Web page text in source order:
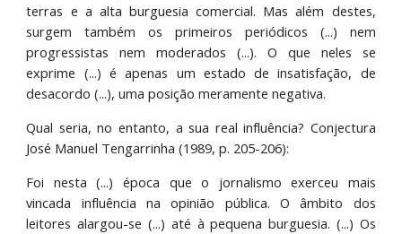
terras e a alta burguesia comercial. Mas além destes,
surgem também os primeiros periódicos (...) nem
progressistas nem moderados (...). O que neles se
exprime (...) é apenas um estado de insatisfação, de
desacordo (...), uma posição meramente negativa.
Qual seria, no entanto, a sua real influência? Conjectura
José Manuel Tengarrinha (1989, p. 205-206):
Foi nesta (...) época que o jornalismo exerceu mais
vincada influência na opinião pública. O âmbito dos
leitores alargou-se (...) até à pequena burguesia. (...) Os